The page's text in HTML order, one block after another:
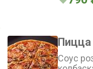
Пицца
Соус